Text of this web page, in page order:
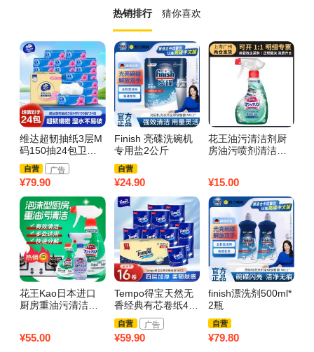
热销排行 猜你喜欢
维达超韧抽纸3层M
码150抽24包卫生
纸 家用实惠装餐巾
纸面巾纸卫生纸纸
巾(新旧包装交替发
货)
自营 广告
¥79.90
Finish 亮碟洗碗机
专用盐2公斤
自营
¥24.90
花王油污清洁剂厨
房油污喷剂清洁剂
¥15.00
花王Kao日本进口
厨房重油污清洁喷
¥55.00
Tempo得宝天然无
香经典有芯卷纸4层
160g16卷卫生纸 四
层加厚厕纸卫生纸
家用实惠纸(整箱销
自营 广告
¥59.90
finish漂洗剂500ml*
2瓶
自营
¥79.80